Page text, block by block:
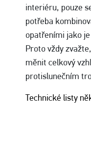
interiéru, pouze
potřeba
opatřeními jako
Proto vždy
měnit celkový
protislunečním
Technické listy